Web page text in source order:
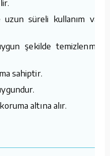
süreli kullanım vaat
şekilde temizlenmesi
sahiptir.
altına alır.